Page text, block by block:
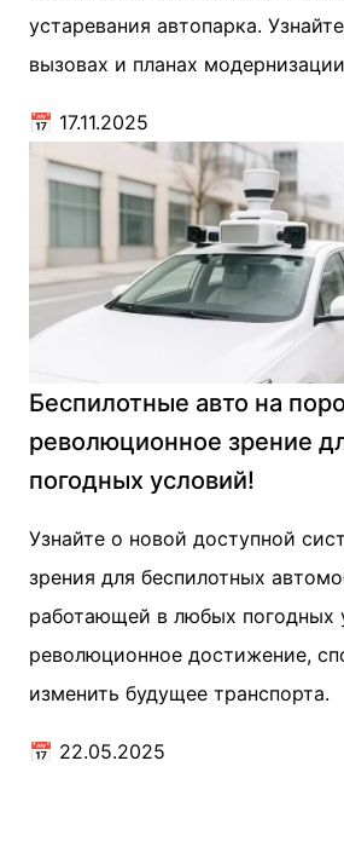
устаревания автопарка.
вызовах и планах
📅 17.11.2025
Беспилотные авто на
революционное зрение
погодных условий!
Узнайте о новой доступной
зрения для беспилотных
работающей в любых погодных
революционное достижение,
изменить будущее транспорта.
📅 22.05.2025